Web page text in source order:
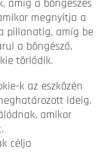
amíg a böngészés
megnyitja a
pillanatig, amíg be
a böngésző,
törlődik.
k az eszközén
ideig.
amikor
célja